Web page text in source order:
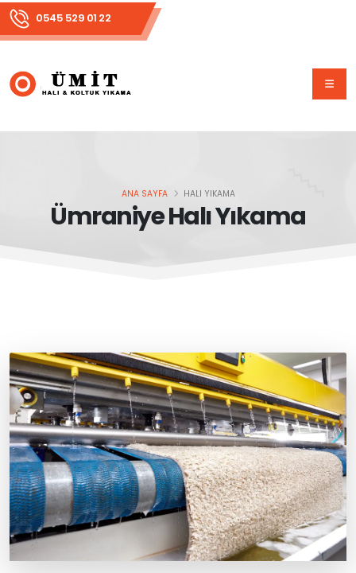
0545 529 01 22
Ümraniye Halı Yıkama
ANA SAYFA HALI YIKAMA